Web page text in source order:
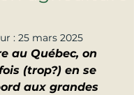
: 25 mars 2025
au Québec, on
(trop?) en se
aux grandes